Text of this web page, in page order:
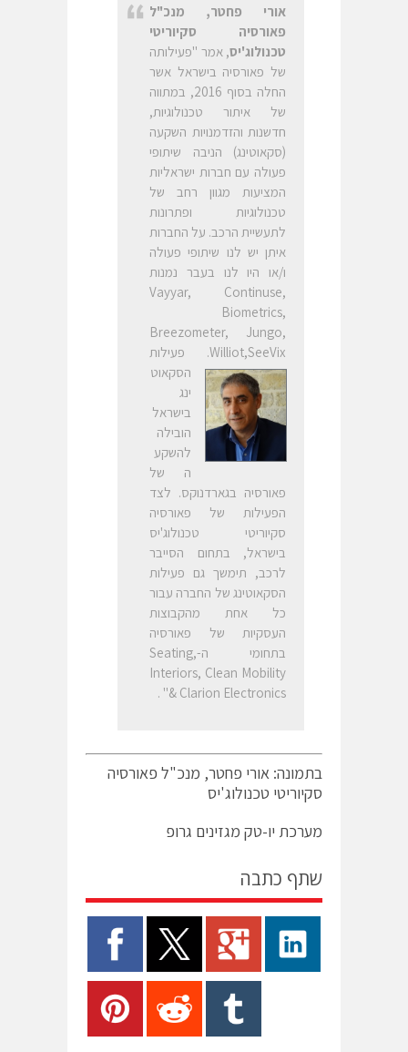
אורי פחטר, מנכ"ל
פאורסיה סקיוריטי
טכנולוג'יס, אמר "פעילותה
של פאורסיה בישראל אשר
החלה בסוף 2016, במתווה
של איתור טכנולוגיות,
חדשנות והזדמנויות השקעה
(סקאוטינג) הניבה שיתופי
פעולה עם חברות ישראליות
המציעות מגוון רחב של
טכנולוגיות ופתרונות
לתעשיית הרכב. על החברות
איתן יש לנו שיתופי פעולה
ו/או היו לנו בעבר נמנות
,Vayyar, Continuse
Biometrics,
Breezometer, Jungo,
Williot,SeeVix.
פעילות
הסקאוט
ינג
בישראל
הובילה
להשקע
ה של
פאורסיה בגארדנוקס. לצד
הפעילות של פאורסיה
סקיוריטי טכנולוג'יס
בישראל, בתחום הסייבר
לרכב, תימשך גם פעילות
הסקאוטינג של החברה עבור
כל אחת מהקבוצות
העסקיות של פאורסיה
בתחומי ה-Seating,
Interiors, Clean Mobility
& Clarion Electronics" .
בתמונה: אורי פחטר, מנכ"ל פאורסיה
סקיוריטי טכנולוג'יס
מערכת יו-טק מגזינים גרופ
שתף כתבה